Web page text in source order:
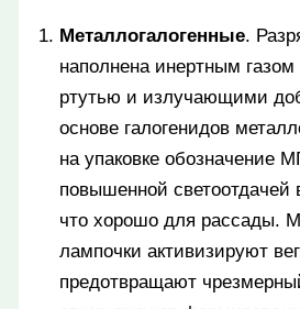
Металлогалогенные.
наполнена инертным газом
ртутью и излучающими
основе галогенидов
на упаковке обозначение
повышенной светоотдачей
что хорошо для рассады.
лампочки активизируют
предотвращают